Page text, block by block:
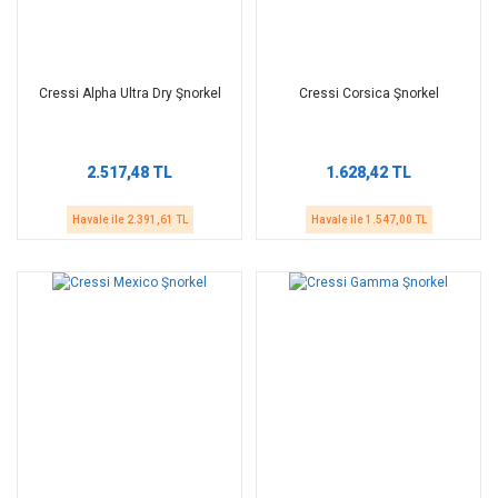
Cressi Alpha Ultra Dry Şnorkel
2.517,48 TL
Havale ile 2.391,61 TL
Cressi Corsica Şnorkel
1.628,42 TL
Havale ile 1.547,00 TL